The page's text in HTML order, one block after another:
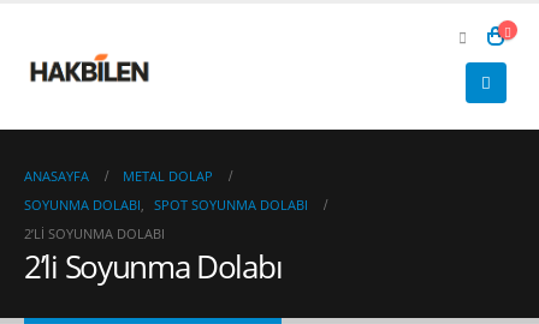
ANASAYFA
METAL DOLAP
SOYUNMA DOLABI, SPOT SOYUNMA DOLABI
2’LI SOYUNMA DOLABI
2’li Soyunma Dolabı